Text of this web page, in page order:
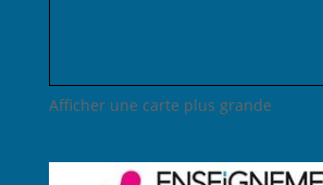
Afficher une carte plus grande